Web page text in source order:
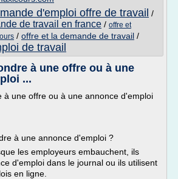
d'emploi offre de travail /
de travail en france / offre et
/ offre et la demande de travail /
de travail
à une offre ou à une
...
à une offre ou à une annonce d'emploi
à une annonce d'emploi ?
les employeurs embauchent, ils
d'emploi dans le journal ou ils utilisent
en ligne.